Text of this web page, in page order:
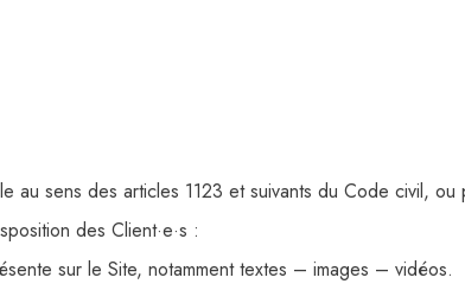
au sens des articles 1123 et suivants du Code civil,
des Client·e·s :
sur le Site, notamment textes – images – vidéos.